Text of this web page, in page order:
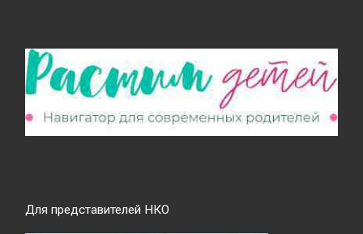
Для представителей НКО